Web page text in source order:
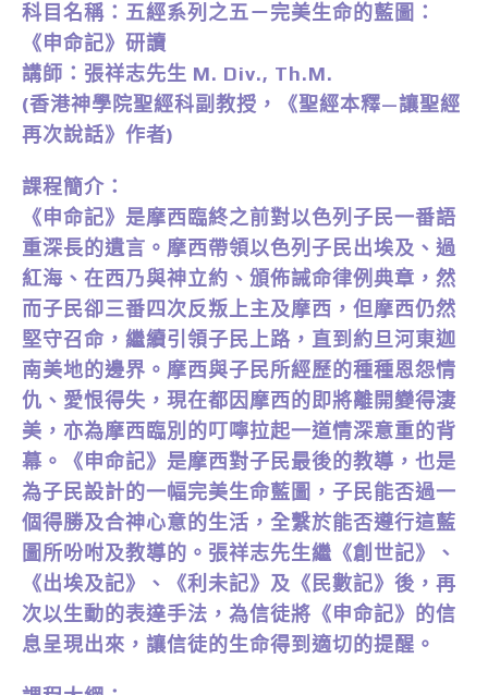
科目名稱：五經系列之五－完美生命的藍圖：
《申命記》研讀
講師：張祥志先生 M. Div., Th.M.
(香港神學院聖經科副教授，《聖經本釋—讓聖經
再次說話》作者)
課程簡介：
《申命記》是摩西臨終之前對以色列子民一番語
重深長的遺言。摩西帶領以色列子民出埃及、過
紅海、在西乃與神立約、頒佈誡命律例典章，然
而子民卻三番四次反叛上主及摩西，但摩西仍然
堅守召命，繼續引領子民上路，直到約旦河東迦
南美地的邊界。摩西與子民所經歷的種種恩怨情
仇、愛恨得失，現在都因摩西的即將離開變得淒
美，亦為摩西臨別的叮嚀拉起一道情深意重的背
幕。《申命記》是摩西對子民最後的教導，也是
為子民設計的一幅完美生命藍圖，子民能否過一
個得勝及合神心意的生活，全繫於能否遵行這藍
圖所吩咐及教導的。張祥志先生繼《創世記》、
《出埃及記》、《利未記》及《民數記》後，再
次以生動的表達手法，為信徒將《申命記》的信
息呈現出來，讓信徒的生命得到適切的提醒。